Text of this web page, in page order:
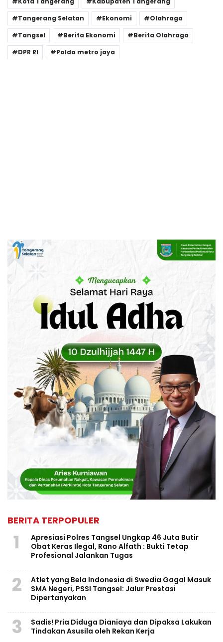
Tangerang Selatan
Ekonomi
Olahraga
Tangsel
Berita Ekonomi
Berita Olahraga
DPR RI
Polda metro jaya
BERITA TERPOPULER
1
Apresiasi Polres Tangsel Ungkap 46 Juta Butir
Obat Keras Ilegal, Rano Alfath : Bukti Tetap
Profesional Jalankan Tugas
2
Atlet yang Bela Indonesia di Swedia Gagal Masuk
SMA Negeri, PSSI Tangsel: Jalur Prestasi
Dipertanyakan
3
Sadis! Pria Diduga Dianiaya dan Dipaksa Lakukan
Tindakan Asusila oleh Rekan Kerja